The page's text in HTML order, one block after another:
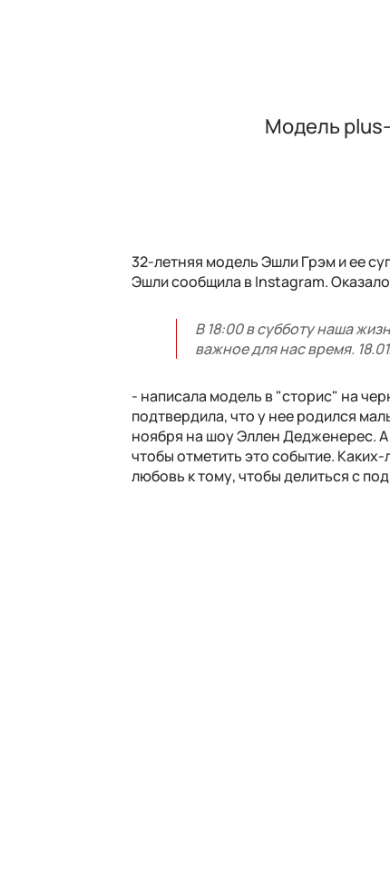
Модель
32-летняя модель Эшли Грэм и ее
Эшли сообщила в Instagram.
В 18:00 в субботу наша
важное для нас время.
- написала модель в "сторис" на
подтвердила, что у нее родился
ноября на шоу Эллен Дедженерес.
чтобы отметить это событие.
любовь к тому, чтобы делиться с